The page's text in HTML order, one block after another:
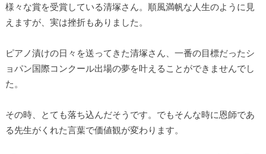
様々な賞を受賞している清塚さん。順風満帆な人生のように見
えますが、実は挫折もありました。
ピアノ漬けの日々を送ってきた清塚さん、一番の目標だったシ
ョパン国際コンクール出場の夢を叶えることができませんでし
た。
その時、とても落ち込んだそうです。でもそんな時に恩師であ
る先生がくれた言葉で価値観が変わります。